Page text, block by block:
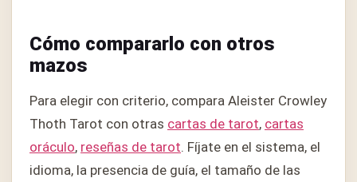
Cómo compararlo con otros
mazos
Para elegir con criterio, compara Aleister Crowley
Thoth Tarot con otras cartas de tarot, cartas
oráculo, reseñas de tarot. Fíjate en el sistema, el
idioma, la presencia de guía, el tamaño de las